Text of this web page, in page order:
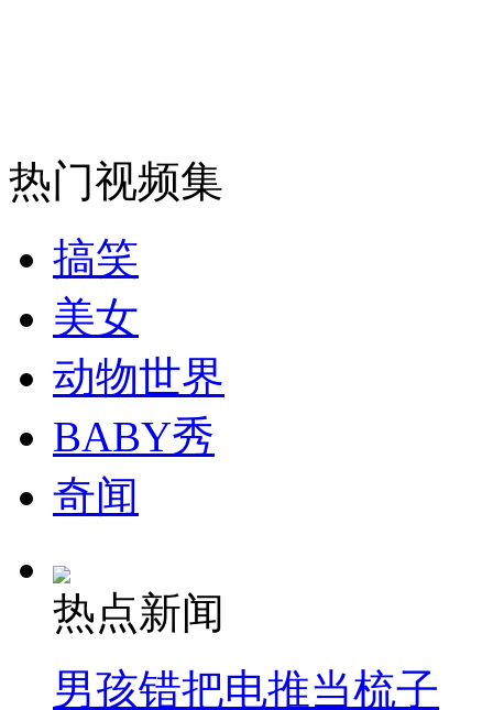
消防员救轻生者 花炮节热闹非凡
纽约上演“枕头大战”
司机酒驾遇交警 急速倒车逃窜
热门视频集
搞笑
美女
动物世界
BABY秀
奇闻
热点新闻
男孩错把电推当梳子